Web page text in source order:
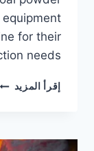
for their
needs.
إقرأ المزيد FAQ